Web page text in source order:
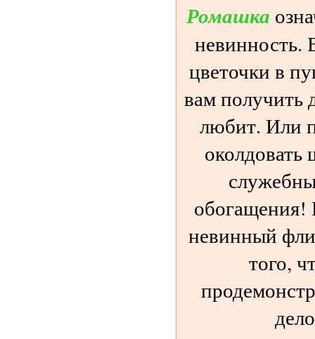
Ромашка
невинность.
цветочки в
вам получить
любит. Или
обогащения!
невинный
того,